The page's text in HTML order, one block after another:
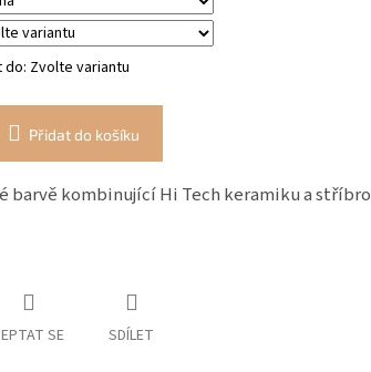
do: Zvolte variantu
Přidat do košíku
barvě kombinující Hi Tech keramiku a stříbro
SE SDÍLET